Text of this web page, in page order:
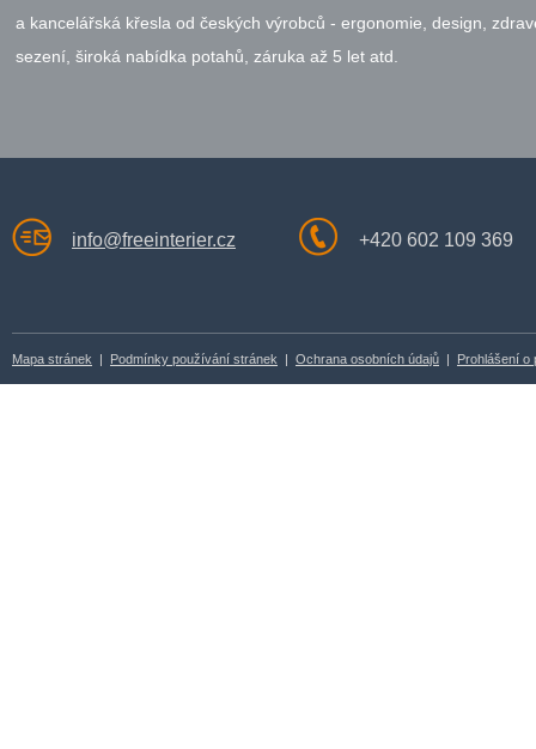
a kancelářská křesla od českých výrobců - ergonomie, design,
sezení, široká nabídka potahů, záruka až 5 let atd.
info@freeinterier.cz +420 602 109 369
Mapa stránek | Podmínky používání stránek | Ochrana osobních údajů | Prohlášení o